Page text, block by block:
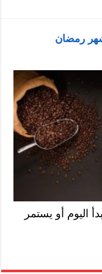
رمضان
اليوم أو يستمر